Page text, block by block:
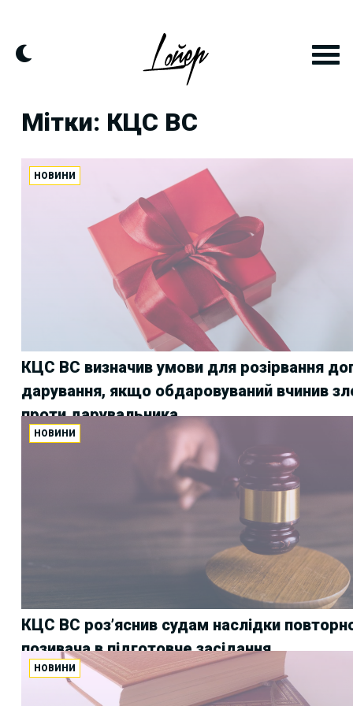
content
Мітки: КЦС ВС
НОВИНИ
КЦС ВС визначив умови для розірвання
дарування, якщо обдаровуваний вчинив
проти дарувальника
НОВИНИ
КЦС ВС роз’яснив судам наслідки
позивача в підготовче засідання
НОВИНИ